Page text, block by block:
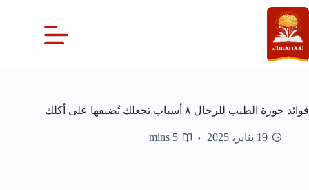
التجاوز
إلى
المحتوى
فوائد جوزة الطيب للرجال ٨ أسباب تجعلك تُضيفها على أكلك
19 يناير، 2025 5 mins